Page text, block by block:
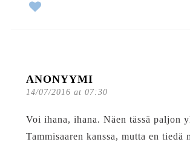
ANONYYMI
14/07/2016 at 07:30
Voi ihana, ihana. Näen tässä paljon
Tammisaaren kanssa, mutta en tiedä